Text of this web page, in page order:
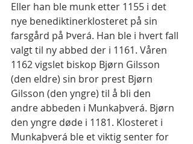
Eller han ble munk etter 1155 i det
nye benediktinerklosteret på sin
farsgård på Þverá. Han ble i hvert fall
valgt til ny abbed der i 1161. Våren
1162 vigslet biskop Bjørn Gilsson
(den eldre) sin bror prest Bjørn
Gilsson (den yngre) til å bli den
andre abbeden i Munkaþverá. Bjørn
den yngre døde i 1181. Klosteret i
Munkaþverá ble et viktig senter for